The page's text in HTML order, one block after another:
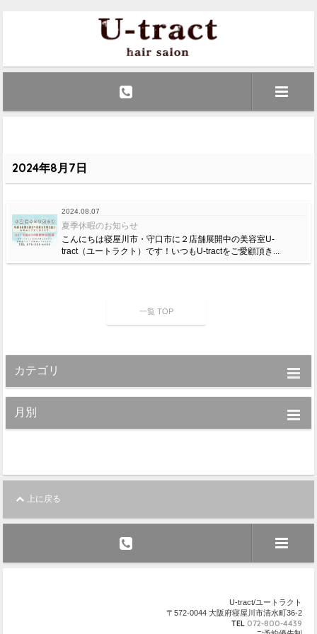
2024年8月7日
2024.08.07
夏季休暇のお知らせ
こんにちは寝屋川市・守口市に２店舗展開中の美容室U-
tract（ユートラクト）です！いつもU-tractをご愛顧頂き...
一覧 TOP
カテゴリ
月別
上に戻る
U-tract/ユートラクト
〒572-0044 大阪府寝屋川市清水町36-2
TEL 072-800-4439